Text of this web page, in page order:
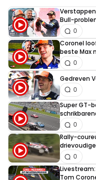
Bull-
0
Coronel
beste Max
0
Gedreven
0
Super GT-
0
Rally-
0
Livestream:
Tom